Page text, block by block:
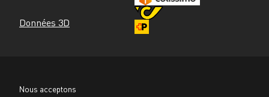
Données 3D
Nous acceptons